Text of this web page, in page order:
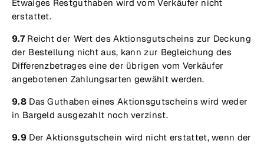
Etwaiges Restguthaben wird vom Verkäufer nicht
erstattet.
9.7Reicht der Wert des Aktionsgutscheins zur Deckung
der Bestellung nicht aus, kann zur Begleichung des
Differenzbetrages eine der übrigen vom Verkäufer
angebotenen Zahlungsarten gewählt werden.
9.8Das Guthaben eines Aktionsgutscheins wird weder
in Bargeld ausgezahlt noch verzinst.
9.9Der Aktionsgutschein wird nicht erstattet, wenn der